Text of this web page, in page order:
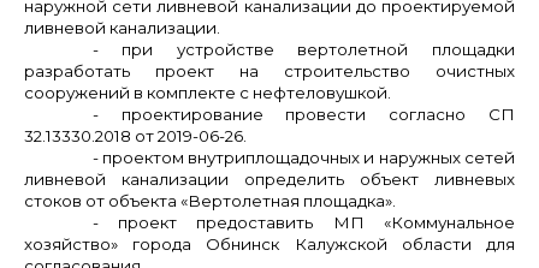
наружной сети ливневой канализации до проектируемой
ливневой канализации.
- при устройстве вертолетной площадки
разработать проект на строительство очистных
сооружений в комплекте с нефтеловушкой.
- проектирование провести согласно СП
32.13330.2018 от 2019-06-26.
- проектом внутриплощадочных и наружных сетей
ливневой канализации определить объект ливневых
стоков от объекта «Вертолетная площадка».
- проект предоставить МП «Коммунальное
хозяйство» города Обнинск Калужской области для